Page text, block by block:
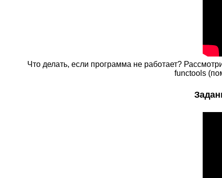
Что делать, если программа не работает?
functools